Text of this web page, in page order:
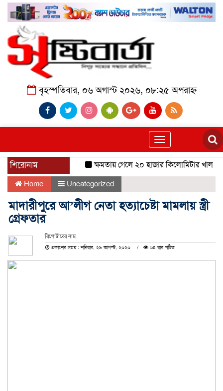
বৃহস্পতিবার, ০৬ অগাস্ট ২০২৬, ০৮:২৫ অপরাহ্ন
Toggle
navigation
শিরোনাম ক্ষমতায় গেলে ২০ হাজার কিলোমিটার খাল খনন
Home Uncategorized
মাদারীপুরে আ’লীগ নেতা হত্যাচেষ্টা মামলায় স্ত্রী
গ্রেফতার
রিপোর্টারের নাম
প্রকাশের সময় : শনিবার, ২৯ আগস্ট, ২০২০
৬৪ বার পঠিত